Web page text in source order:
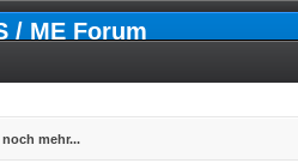
/ ME Forum
mehr...